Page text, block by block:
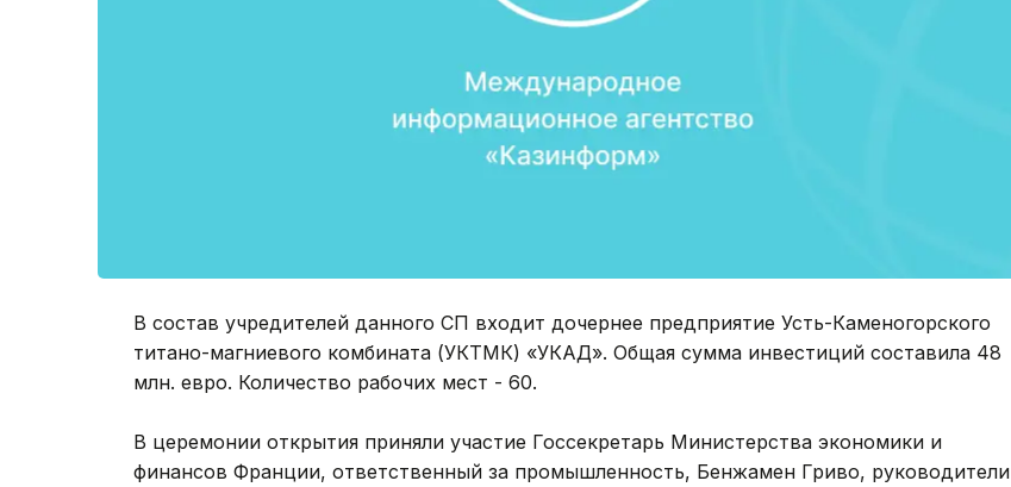
В состав учредителей данного СП входит дочернее предприятие Усть-Каменогорского
титано-магниевого комбината (УКТМК) «УКАД». Общая сумма инвестиций составила 48
млн. евро. Количество рабочих мест - 60.
В церемонии открытия приняли участие Госсекретарь Министерства экономики и
финансов Франции, ответственный за промышленность, Бенжамен Гриво, руководители